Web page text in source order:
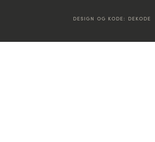
DESIGN OG KODE: DEKODE